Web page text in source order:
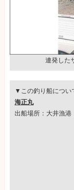
連発した
▼この釣り船につい
海正丸
出船場所：大井漁港